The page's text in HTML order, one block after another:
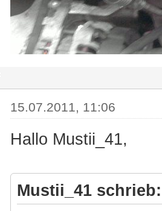
15.07.2011, 11:06
Hallo Mustii_41,
Mustii_41 schrieb: